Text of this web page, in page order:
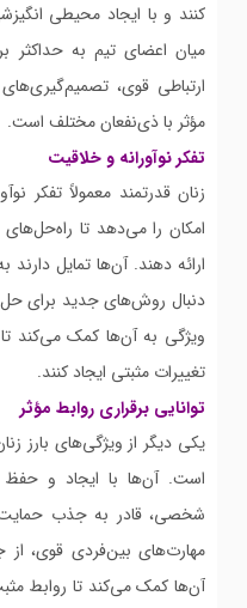
کنند و با ایجاد محیطی
میان اعضای تیم به حداکثر
ارتباطی قوی، تصمیم‌گیری‌های
مؤثر با ذی‌نفعان مختلف است.
تفکر نوآورانه و خلاقیت
زنان قدرتمند معمولاً تفکر
امکان را می‌دهد تا
ارائه دهند. آن‌ها تمایل
دنبال روش‌های جدید برای حل
ویژگی به آن‌ها کمک می‌کند
تغییرات مثبتی ایجاد کنند.
توانایی برقراری روابط مؤثر
یکی دیگر از ویژگی‌های بارز
است. آن‌ها با ایجاد و
شخصی، قادر به جذب
مهارت‌های بین‌فردی قوی،
آن‌ها کمک می‌کند تا روابط